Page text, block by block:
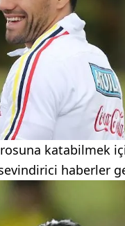
katabilmek
haberler